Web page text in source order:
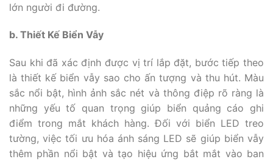
lớn người đi đường.
b. Thiết Kế Biển Vẫy
Sau khi đã xác định được vị trí lắp đặt, bước tiếp theo
là thiết kế biển vẫy sao cho ấn tượng và thu hút. Màu
sắc nổi bật, hình ảnh sắc nét và thông điệp rõ ràng là
những yếu tố quan trọng giúp biển quảng cáo ghi
điểm trong mắt khách hàng. Đối với biển LED treo
tường, việc tối ưu hóa ánh sáng LED sẽ giúp biển vẫy
thêm phần nổi bật và tạo hiệu ứng bắt mắt vào ban